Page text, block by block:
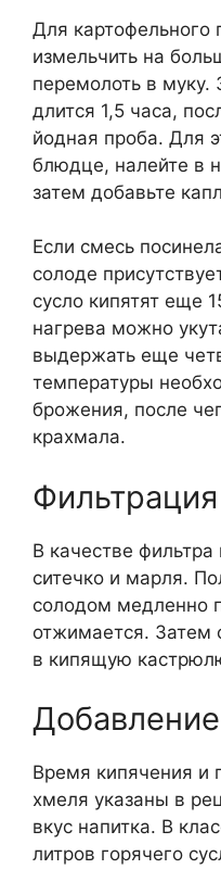
Для
измельчить на
перемолоть в муку.
длится 1,5 часа,
йодная проба. Для
блюдце, налейте в
затем добавьте
Если смесь
солоде
сусло кипятят еще
нагрева можно
выдержать еще
температуры
брожения, после
крахмала.
Фильтрация
В качестве
ситечко и марля.
солодом медленно
отжимается. Затем
в кипящую
Время кипячения и
хмеля указаны в
вкус напитка. В
литров горячего